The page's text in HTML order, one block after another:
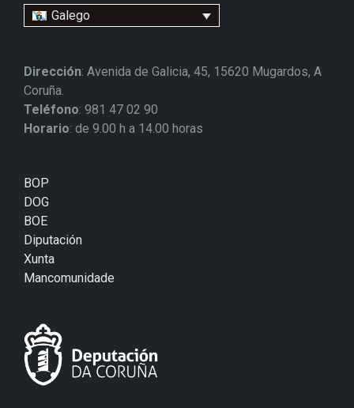
Galego
Dirección: Avenida de Galicia, 45, 15620 Mugardos, A
Coruña.
Teléfono: 981 47 02 90
Horario: de 9.00 h a 14.00 horas
BOP
DOG
BOE
Diputación
Xunta
Mancomunidade